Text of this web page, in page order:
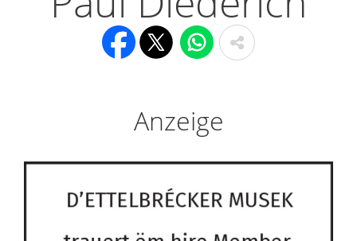
Anzeige